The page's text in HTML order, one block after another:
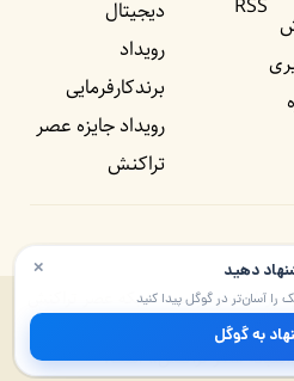
دیجیتال
رویداد
برندکارفرمایی
رویداد جایزه عصر
تراکنش
برای راه پرداخت و موسسه شبکه عصر تراکنش
«شبکه عصر تراکنش» است.
× دهید
آسان‌تر در گوگل پیدا کنید
به گوگل